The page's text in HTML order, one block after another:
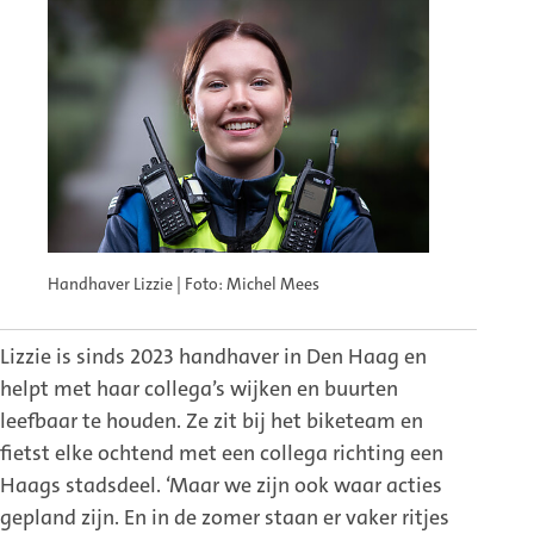
Handhaver Lizzie | Foto: Michel Mees
Lizzie is sinds 2023 handhaver in Den Haag en
helpt met haar collega’s wijken en buurten
leefbaar te houden. Ze zit bij het biketeam en
fietst elke ochtend met een collega richting een
Haags stadsdeel. ‘Maar we zijn ook waar acties
gepland zijn. En in de zomer staan er vaker ritjes